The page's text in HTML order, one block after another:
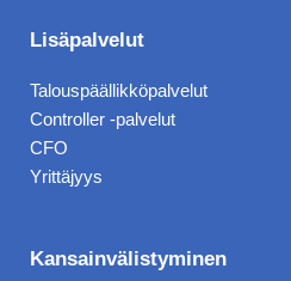
k
n
Lisäpalvelut
Talouspäällikköpalvelut
Controller -palvelut
CFO
Yrittäjyys
Kansainvälistyminen